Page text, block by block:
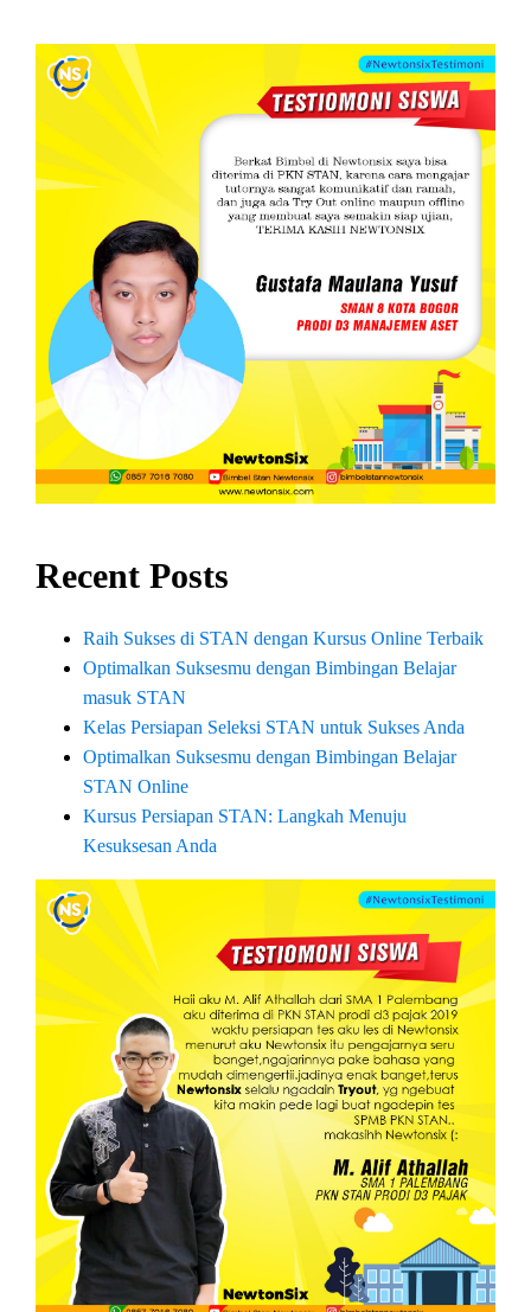
Recent Posts
Raih Sukses di STAN dengan Kursus Online Terbaik
Optimalkan Suksesmu dengan Bimbingan Belajar
masuk STAN
Kelas Persiapan Seleksi STAN untuk Sukses Anda
Optimalkan Suksesmu dengan Bimbingan Belajar
STAN Online
Kursus Persiapan STAN: Langkah Menuju
Kesuksesan Anda